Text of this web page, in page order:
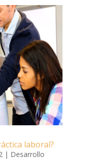
laboral?
| Desarrollo